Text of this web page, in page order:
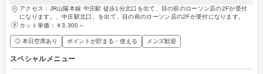
アクセス：JR山陽本線 中庄駅 徒歩1分北口を出て、目の前のローソン店の2Fが受付
になります。、中庄駅北口、を出て、目の前のローソン店の2Fが受付になります。
カット単価： ￥3,300～
◎ 本日空席あり ポイントが貯まる・使える メンズ歓迎
スペシャルメニュー